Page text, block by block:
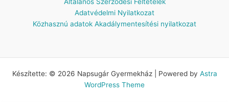
Általános Szerződési Feltételek
Adatvédelmi Nyilatkozat
Közhasznú adatok Akadálymentesítési nyilatkozat
Készítette: © 2026 Napsugár Gyermekház | Powered by Astra
WordPress Theme